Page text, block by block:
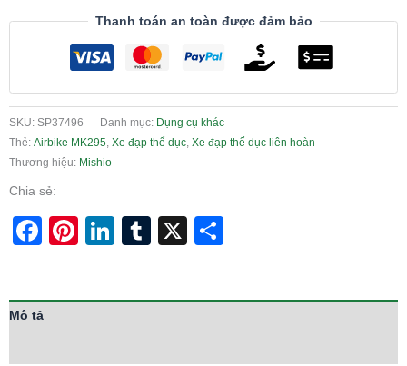
Thanh toán an toàn được đảm bảo
SKU: SP37496 Danh mục: Dụng cụ khác
Thẻ: Airbike MK295, Xe đạp thể dục, Xe đạp thể dục liên hoàn
Thương hiệu: Mishio
Chia sẻ:
Facebook
Pinterest
LinkedIn
Tumblr
X
Mô tả